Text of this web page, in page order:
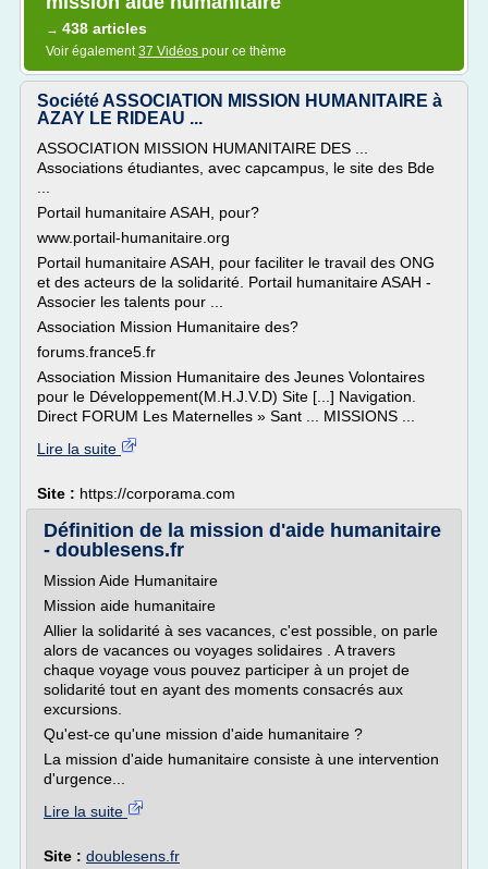
→ 438 articles
Voir également37 Vidéos pour ce thème
Société ASSOCIATION MISSION HUMANITAIRE à
AZAY LE RIDEAU ...
ASSOCIATION MISSION HUMANITAIRE DES ...
Associations étudiantes, avec capcampus, le site des Bde
Portail humanitaire ASAH, pour?
www.portail-humanitaire.org
Portail humanitaire ASAH, pour faciliter le travail des ONG
et des acteurs de la solidarité. Portail humanitaire ASAH -
Associer les talents pour ...
Association Mission Humanitaire des?
forums.france5.fr
Association Mission Humanitaire des Jeunes Volontaires
pour le Développement(M.H.J.V.D) Site [...] Navigation.
Direct FORUM Les Maternelles » Sant ... MISSIONS ...
Lire la suite
Site : https://corporama.com
Définition de la mission d'aide humanitaire
- doublesens.fr
Mission Aide Humanitaire
Mission aide humanitaire
Allier la solidarité à ses vacances, c'est possible, on parle
alors de vacances ou voyages solidaires . A travers
chaque voyage vous pouvez participer à un projet de
solidarité tout en ayant des moments consacrés aux
excursions.
Qu'est-ce qu'une mission d'aide humanitaire ?
La mission d'aide humanitaire consiste à une intervention
d'urgence...
Lire la suite
Site : doublesens.fr